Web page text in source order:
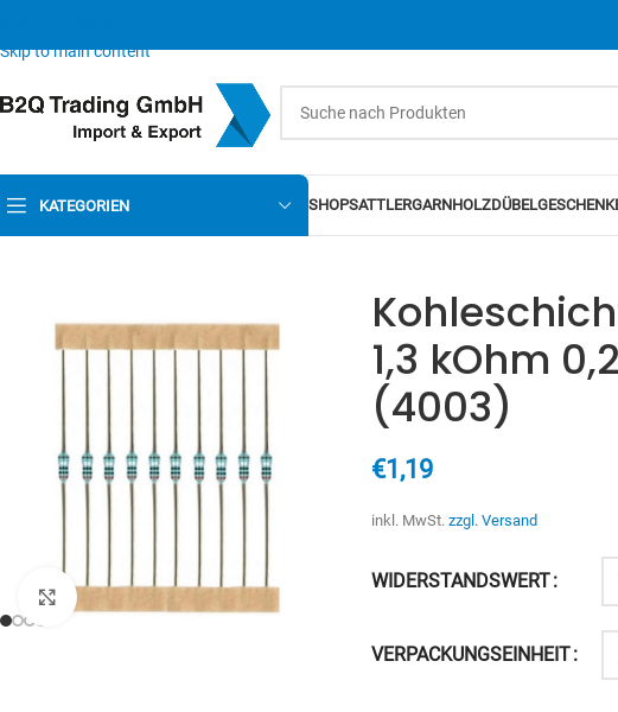
Skip to main content
KATEGORIEN SHOPSATTLERGARNHOLZDÜBEL
1,3 kOhm
(4003)
€1,19
inkl. MwSt. zzgl. Versand
WIDERSTANDSWERT
VERPACKUNGSEINHEIT